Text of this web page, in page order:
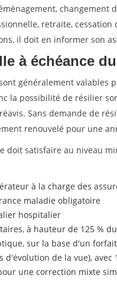
changement
retraite, cessation
il doit en informer son
à échéance
généralement valables
la possibilité de résilier
Sans demande de
renouvelé pour une
doit satisfaire au niveau
à la charge des
maladie obligatoire
hospitalier
à hauteur de 125 %
sur la base d'un
d'évolution de la vue),
une correction mixte